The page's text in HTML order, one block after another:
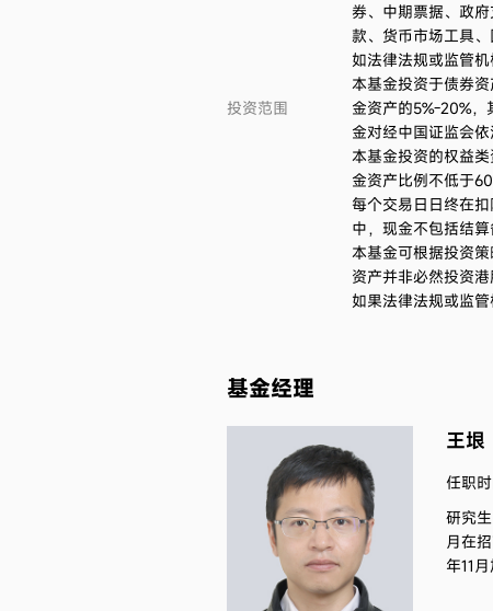
投资范围
券、中期票据、政
款、货币市场工具
如法律法规或监管
本基金投资于债券
金资产的5%-20%
金对经中国证监会
本基金投资的权益
金资产比例不低于
每个交易日日终在
中，现金不包括结
本基金可根据投资
资产并非必然投资港
如果法律法规或监
基金经理
王垠
任职
研究生
月在
年11